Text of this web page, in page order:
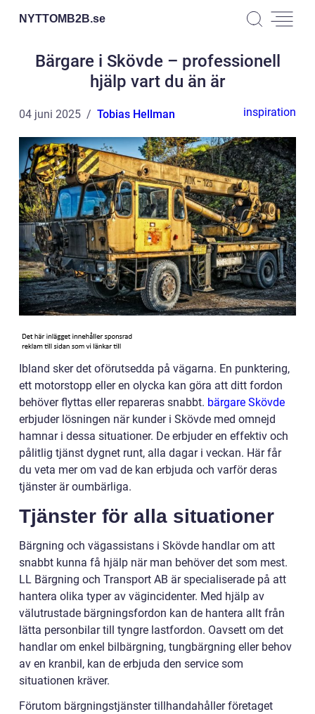
NYTTOMB2B.se
Bärgare i Skövde – professionell
hjälp vart du än är
04 juni 2025 Tobias Hellman inspiration
Ibland sker det oförutsedda på vägarna. En punktering,
ett motorstopp eller en olycka kan göra att ditt fordon
behöver flyttas eller repareras snabbt. bärgare Skövde
erbjuder lösningen när kunder i Skövde med omnejd
hamnar i dessa situationer. De erbjuder en effektiv och
pålitlig tjänst dygnet runt, alla dagar i veckan. Här får
du veta mer om vad de kan erbjuda och varför deras
tjänster är oumbärliga.
Tjänster för alla situationer
Bärgning och vägassistans i Skövde handlar om att
snabbt kunna få hjälp när man behöver det som mest.
LL Bärgning och Transport AB är specialiserade på att
hantera olika typer av vägincidenter. Med hjälp av
välutrustade bärgningsfordon kan de hantera allt från
lätta personbilar till tyngre lastfordon. Oavsett om det
handlar om enkel bilbärgning, tungbärgning eller behov
av en kranbil, kan de erbjuda den service som
situationen kräver.
Förutom bärgningstjänster tillhandahåller företaget